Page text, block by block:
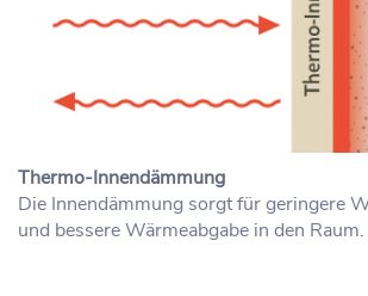
Thermo-Innendämmung
Die Innendämmung sorgt für geringere
und bessere Wärmeabgabe in den Raum.